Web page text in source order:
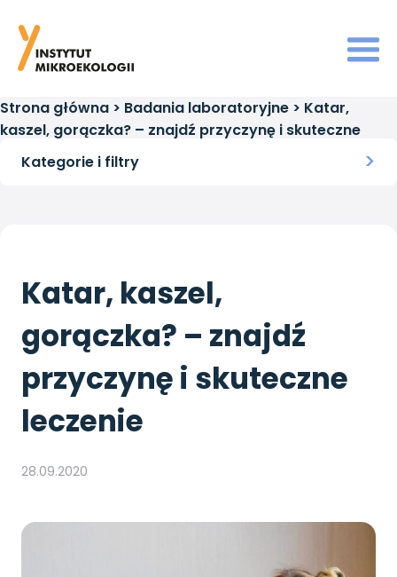
Strona główna > Badania laboratoryjne > Katar,
kaszel, gorączka? – znajdź przyczynę i skuteczne
leczenie
Kategorie i filtry
Katar, kaszel,
gorączka? – znajdź
przyczynę i skuteczne
leczenie
28.09.2020